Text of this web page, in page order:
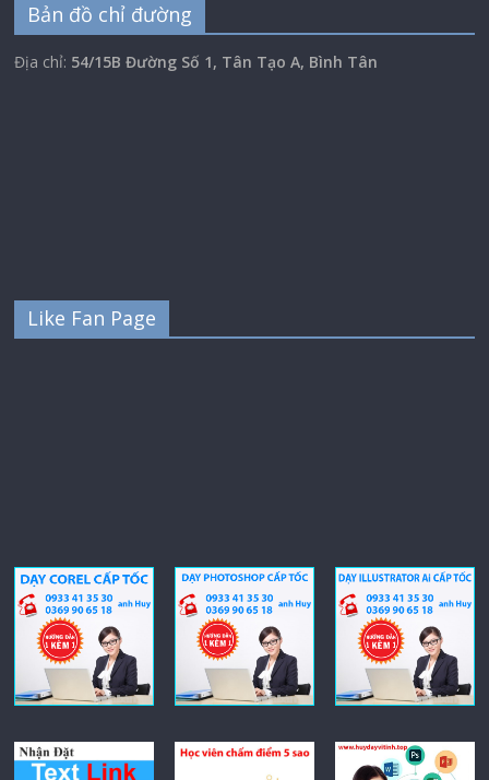
Bản đồ chỉ đường
Địa chỉ: 54/15B Đường Số 1, Tân Tạo A, Bình Tân
Like Fan Page